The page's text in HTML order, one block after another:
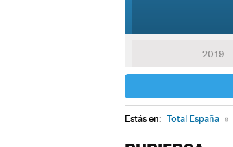
2019
Estás en: Total España »